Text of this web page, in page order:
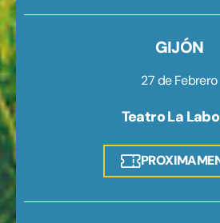
GIJÓN
27 de Febrero
Teatro La